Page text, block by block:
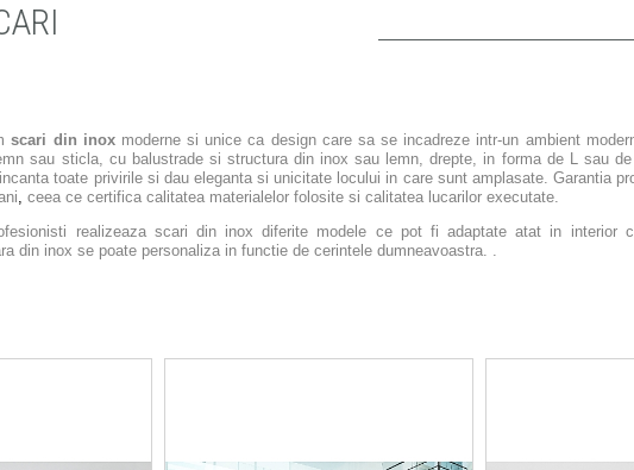
scari din inoxmoderne si unice ca design care sa se incadreze intr-un ambient
sau sticla, cu balustrade si structura din inox sau lemn, drepte, in forma de L sau de
toate privirile si dau eleganta si unicitate locului in care sunt amplasate. Garantia
, ceea ce certifica calitatea materialelor folosite si calitatea lucarilor executate.
realizeaza scari din inox diferite modele ce pot fi adaptate atat in interior
din inox se poate personaliza in functie de cerintele dumneavoastra. .